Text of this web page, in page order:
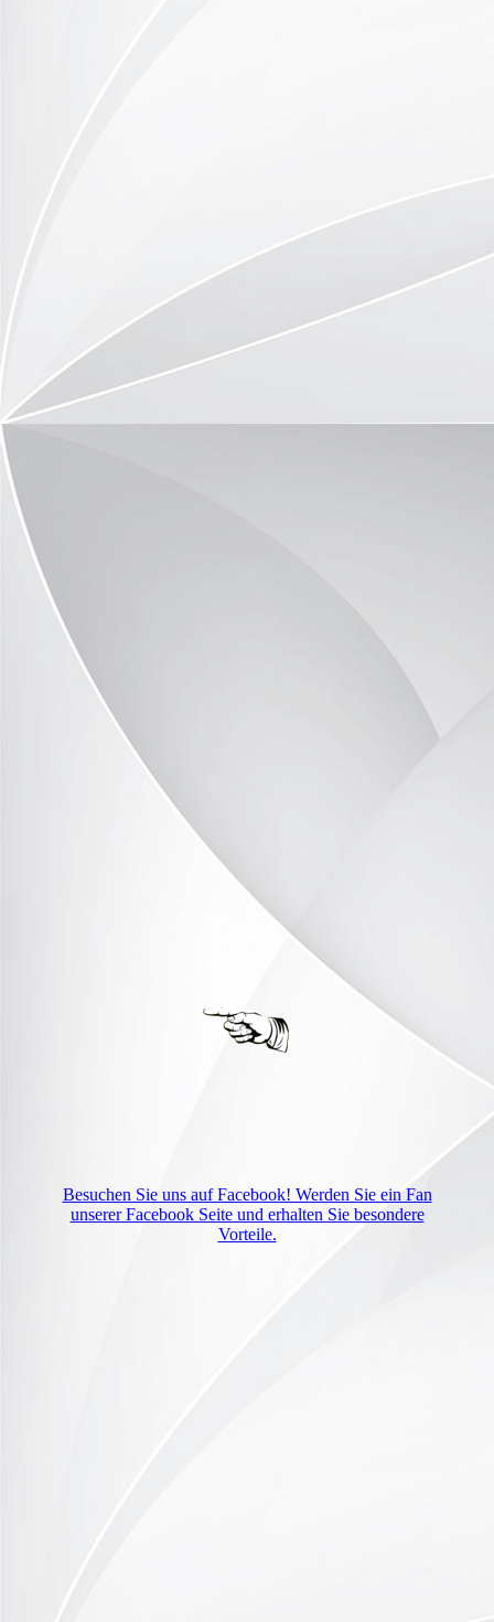
Besuchen Sie uns auf Facebook! Werden Sie ein Fan
unserer Facebook Seite und erhalten Sie besondere
Vorteile.